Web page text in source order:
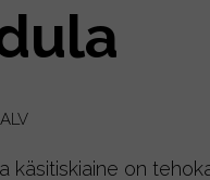
käsitiskiaine on